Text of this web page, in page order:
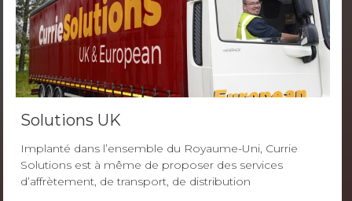
Solutions UK
Implanté dans l’ensemble du Royaume-Uni, Currie
Solutions est à même de proposer des services
d’affrètement, de transport, de distribution